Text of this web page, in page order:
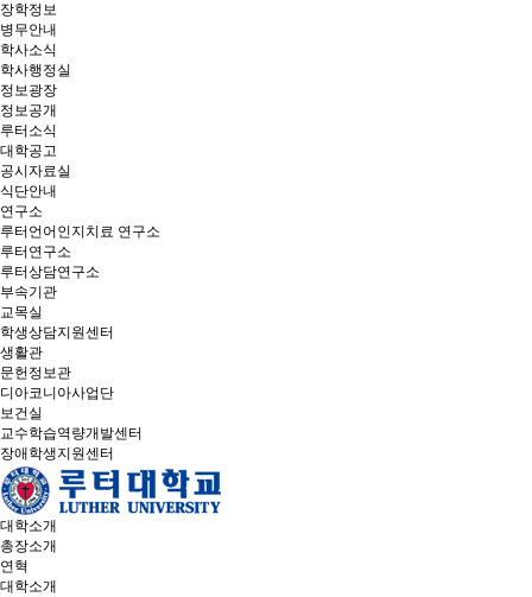
장학정보
병무안내
학사소식
학사행정실
정보광장
정보공개
루터소식
대학공고
공시자료실
식단안내
연구소
루터언어인지치료 연구소
루터연구소
루터상담연구소
부속기관
교목실
학생상담지원센터
생활관
문헌정보관
디아코니아사업단
보건실
교수학습역량개발센터
장애학생지원센터
대학소개
총장소개
연혁
대학소개